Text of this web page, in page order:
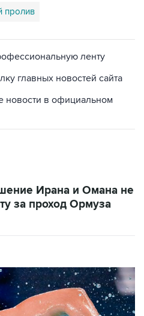
пролив
ленту
главных новостей сайта
новости в официальном
Ирана и Омана не
за проход Ормуза